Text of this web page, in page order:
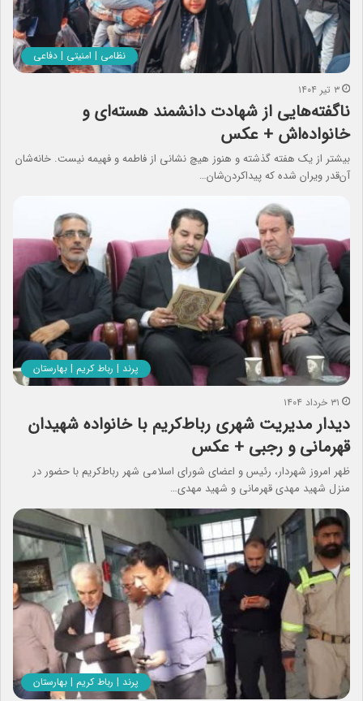
نظامی | امنیتی | دفاعی
۳ تیر ۱۴۰۴
ناگفته‌هایی از شهادت دانشمند هسته‌ای و
خانواده‌اش + عکس
بیشتر از یک هفته گذشته و هنوز هیچ نشانی از فاطمه و فهیمه نیست. خانه‌شان
آن‌قدر ویران شده که پیداکردن‌شان…
پرند | رباط کریم | بهارستان
۳۱ خرداد ۱۴۰۴
دیدار مدیریت شهری رباط‌کریم با خانواده شهیدان
قهرمانی و رجبی + عکس
ظهر امروز شهردار، رئیس و اعضای شورای اسلامی شهر رباط‌کریم با حضور در
منزل شهید مهدی قهرمانی و شهید مهدی…
پرند | رباط کریم | بهارستان